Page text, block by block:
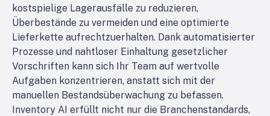
kostspielige Lagerausfälle zu reduzieren,
Überbestände zu vermeiden und eine optimierte
Lieferkette aufrechtzuerhalten. Dank automatisierter
Prozesse und nahtloser Einhaltung gesetzlicher
Vorschriften kann sich Ihr Team auf wertvolle
Aufgaben konzentrieren, anstatt sich mit der
manuellen Bestandsüberwachung zu befassen.
Inventory AI erfüllt nicht nur die Branchenstandards,